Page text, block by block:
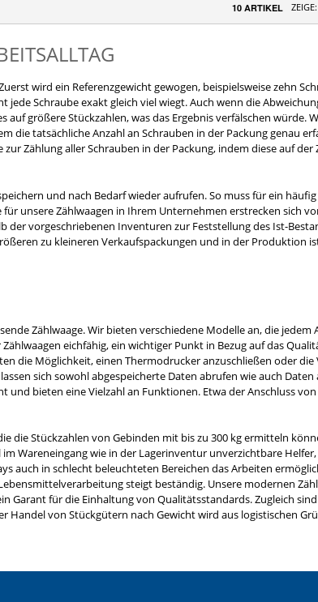
10 ARTIKEL ZEIGE
wird ein Referenzgewicht gewogen, beispielsweise zehn
Schraube exakt gleich viel wiegt. Auch wenn die
größere Stückzahlen, was das Ergebnis verfälschen würde.
die tatsächliche Anzahl an Schrauben in der Packung genau
Zählung aller Schrauben in der Packung, indem diese auf der
und nach Bedarf wieder aufrufen. So muss für ein
unsere Zählwaagen in Ihrem Unternehmen erstrecken sich
vorgeschriebenen Inventuren zur Feststellung des Ist-
zu kleineren Verkaufspackungen und in der Produktion
Zählwaage. Wir bieten verschiedene Modelle an, die jedem
eichfähig, ein wichtiger Punkt in Bezug auf das
die Möglichkeit, einen Thermodrucker anzuschließen oder
sich sowohl abgespeicherte Daten abrufen wie auch Daten
und bieten eine Vielzahl an Funktionen. Etwa der Anschluss
die Stückzahlen von Gebinden mit bis zu 300 kg ermitteln
Wareneingang wie in der Lagerinventur unverzichtbare
auch in schlecht beleuchteten Bereichen das Arbeiten
steigt beständig. Unsere modernen
Garant für die Einhaltung von Qualitätsstandards. Zugleich
von Stückgütern nach Gewicht wird aus logistischen